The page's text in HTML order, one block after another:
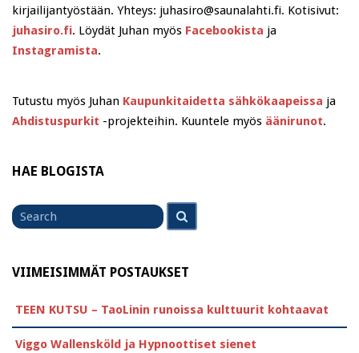
kirjailijantyöstään. Yhteys: juhasiro@saunalahti.fi. Kotisivut:
juhasiro.fi. Löydät Juhan myös Facebookista ja
Instagramista.
Tutustu myös Juhan Kaupunkitaidetta sähkökaapeissa ja
Ahdistuspurkit -projekteihin. Kuuntele myös äänirunot.
HAE BLOGISTA
Search
for
VIIMEISIMMÄT POSTAUKSET
TEEN KUTSU – TaoLinin runoissa kulttuurit kohtaavat
Viggo Wallensköld ja Hypnoottiset sienet